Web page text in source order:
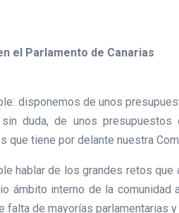
el Parlamento de Canarias
disponemos de unos
duda, de unos presupuestos
tiene por delante nuestra
hablar de los grandes retos
ámbito interno de la comunidad
de mayorías parlamentarias